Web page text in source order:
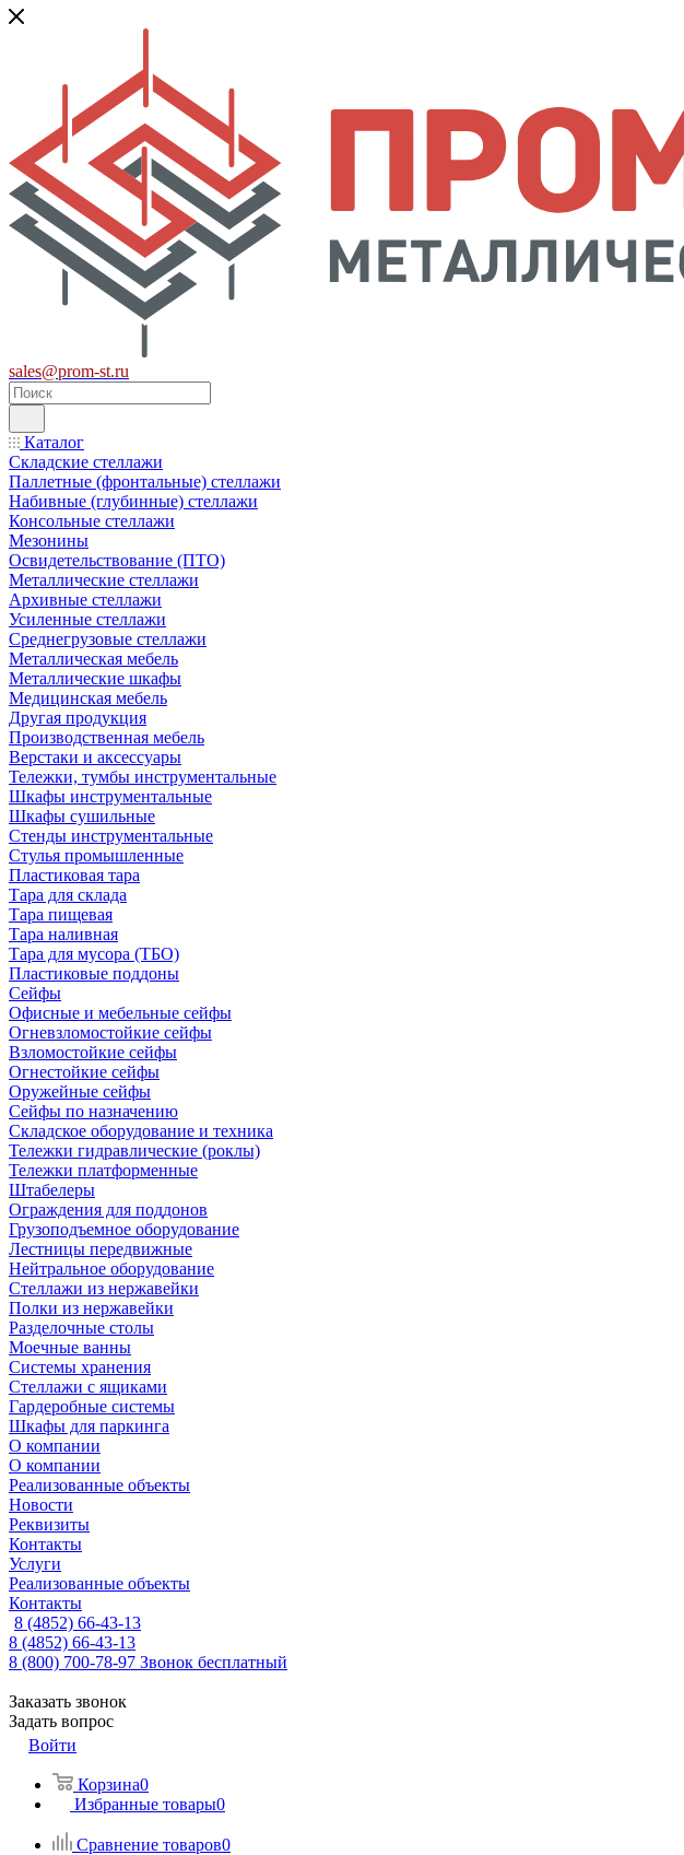
sales@prom-st.ru
Каталог
Складские стеллажи
Паллетные (фронтальные) стеллажи
Набивные (глубинные) стеллажи
Консольные стеллажи
Мезонины
Освидетельствование (ПТО)
Металлические стеллажи
Архивные стеллажи
Усиленные стеллажи
Среднегрузовые стеллажи
Металлическая мебель
Металлические шкафы
Медицинская мебель
Другая продукция
Производственная мебель
Верстаки и аксессуары
Тележки, тумбы инструментальные
Шкафы инструментальные
Шкафы сушильные
Стенды инструментальные
Cтулья промышленные
Пластиковая тара
Тара для склада
Тара пищевая
Тара наливная
Тара для мусора (ТБО)
Пластиковые поддоны
Сейфы
Офисные и мебельные сейфы
Огневзломостойкие сейфы
Взломостойкие сейфы
Огнестойкие сейфы
Оружейные сейфы
Сейфы по назначению
Складское оборудование и техника
Тележки гидравлические (роклы)
Тележки платформенные
Штабелеры
Ограждения для поддонов
Грузоподъемное оборудование
Лестницы передвижные
Нейтральное оборудование
Стеллажи из нержавейки
Полки из нержавейки
Разделочные столы
Моечные ванны
Системы хранения
Стеллажи с ящиками
Гардеробные системы
Шкафы для паркинга
О компании
О компании
Реализованные объекты
Новости
Реквизиты
Контакты
Услуги
Реализованные объекты
Контакты
8 (4852) 66-43-13
8 (4852) 66-43-13
8 (800) 700-78-97 Звонок бесплатный
Заказать звонок
Задать вопрос
Войти
Корзина0
Избранные товары0
Сравнение товаров0